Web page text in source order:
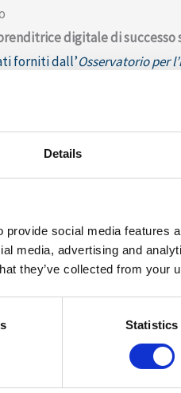
Details
social media features
media, advertising and
they’ve collected from your
Statistics
digitale di
forniti dall’Osservatorio per
difficile per l’imprenditoria
inrosa. Gli stessi dati
contenuto di
quelle nei servizi di
Prete, la componente
tempo e che mostra come
attività in alcuni settori
possano essere le leve di